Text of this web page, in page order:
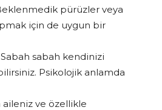
pürüzler veya
için de uygun bir
sabah kendinizi
Psikolojik anlamda
aileniz ve özellikle